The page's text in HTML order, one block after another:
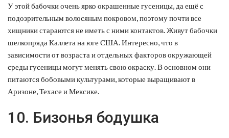
У этой бабочки очень ярко окрашенные гусеницы, да ещё с
подозрительным волосяным покровом, поэтому почти все
хищники стараются не иметь с ними контактов. Живут бабочки
шелкопряда Каллета на юге США. Интересно, что в
зависимости от возраста и отдельных факторов окружающей
среды гусеницы могут менять свою окраску. В основном они
питаются бобовыми культурами, которые выращивают в
Аризоне, Техасе и Мексике.
10. Бизонья бодушка